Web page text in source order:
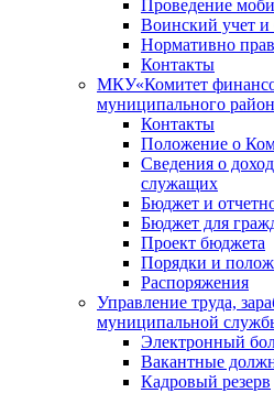
Проведение
Воинский учет
Нормативно
Контакты
МКУ«Комитет
муниципального
Контакты
Положение о
Сведения о
служащих
Бюджет и
Бюджет для
Проект бюджета
Порядки и
Распоряжения
Управление труда,
муниципальной
Электронный
Вакантные
Кадровый резерв